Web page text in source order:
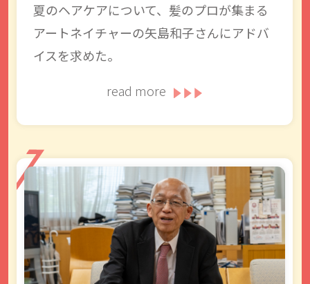
夏のヘアケアについて、髪のプロが集まる
アートネイチャーの矢島和子さんにアドバ
イスを求めた。
read more